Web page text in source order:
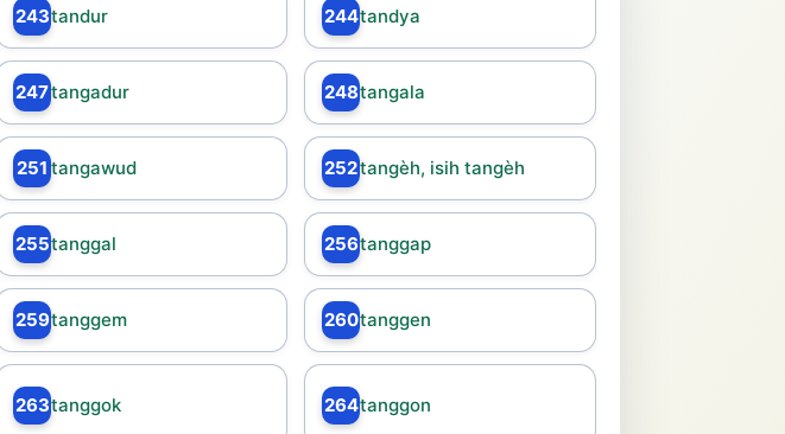
243tandur 244tandya
247tangadur 248tangala
251 tangawud 252tangèh, isih tangèh
255tanggal 256tanggap
259tanggem 260tanggen
263tanggok 264tanggon